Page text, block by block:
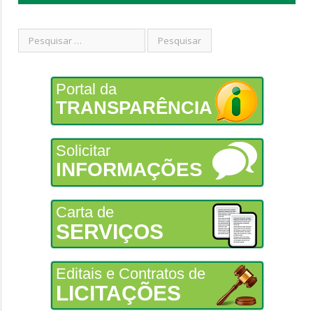
Portal da
TRANSPARÊNCIA
Solicitar
INFORMAÇÕES
Carta de
SERVIÇOS
Editais e Contratos de
LICITAÇÕES